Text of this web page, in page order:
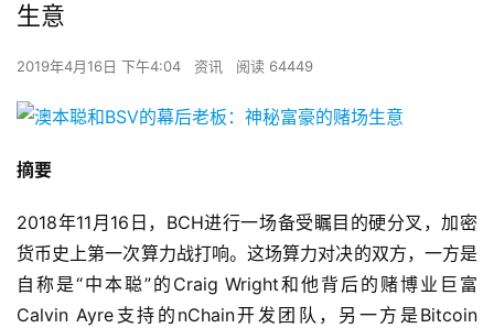
生意
2019年4月16日 下午4:04 资讯 阅读 64449
摘要
2018年11月16日，BCH进行一场备受瞩目的硬分叉，加密
货币史上第一次算力战打响。这场算力对决的双方，一方是
自称是“中本聪”的Craig Wright和他背后的赌博业巨富
Calvin Ayre支持的nChain开发团队，另一方是Bitcoin